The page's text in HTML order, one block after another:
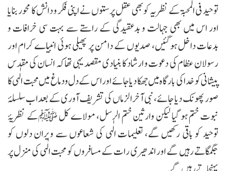
توحید فی المحبۃ کے نظریہ کوبھی عقل پرستوں نے اپنی فکر و دانش کا محور بنایا
اور اس میں بھی جہالت و بدعقیدگی کے راستے سے بہت سی خرافات و
بدعات داخل ہوگئیں، صدیوں کے دامن پر پھیلی ہوئی انبیاے کرام اور
رسولان عظام کی دعوت و ارشاد کا بنیادی مقصد یہی تھاکہ انسان کی مقدس
پیشانی کو خدا کی بارگاہ میں جھکا دیا جائے اور اس کے دل ودماغ میں محبت الٰہی کا
صور پھونک دیا جائے، نبی آخر الزماں کی تشریف آوری کے بعداب سلسلۂ
نبوت ختم ہو گیا لیکن وارثین ختم الرسل، مولاے کل ﷺکے نظریۂ
توحید کو باقی رکھیں گے، تعلیمات الٰہی کی شعاعوں سے ویران دلوں کو
جگمگاتے رہیں گے اور اندھیری رات کے مسافروں کو محبت الٰہی کی منزل پر